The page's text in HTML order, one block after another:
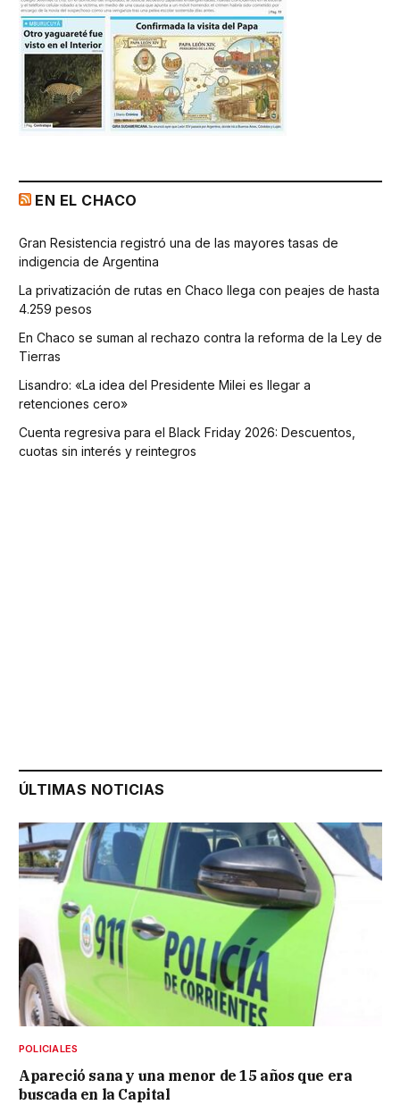
EN EL CHACO
Gran Resistencia registró una de las mayores tasas de
indigencia de Argentina
La privatización de rutas en Chaco llega con peajes de hasta
4.259 pesos
En Chaco se suman al rechazo contra la reforma de la Ley de
Tierras
Lisandro: «La idea del Presidente Milei es llegar a
retenciones cero»
Cuenta regresiva para el Black Friday 2026: Descuentos,
cuotas sin interés y reintegros
ÚLTIMAS NOTICIAS
POLICIALES
Apareció sana y una menor de 15 años que era
buscada en la Capital